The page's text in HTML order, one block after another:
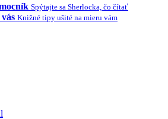
Spýtajte sa Sherlocka, čo čítať
Knižné tipy ušité na mieru vám